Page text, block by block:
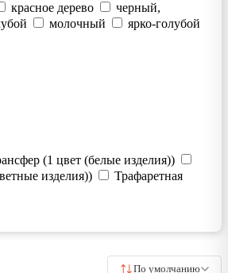
красное дерево
черный,
молочный
ярко-голубой
(1 цвет (белые изделия))
изделия))
Трафаретная
По умолчанию